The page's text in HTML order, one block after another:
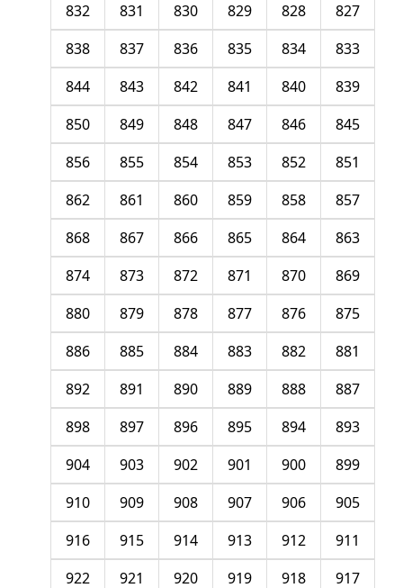
827
828
829
830
831
832
833
834
835
836
837
838
839
840
841
842
843
844
845
846
847
848
849
850
851
852
853
854
855
856
857
858
859
860
861
862
863
864
865
866
867
868
869
870
871
872
873
874
875
876
877
878
879
880
881
882
883
884
885
886
887
888
889
890
891
892
893
894
895
896
897
898
899
900
901
902
903
904
905
906
907
908
909
910
911
912
913
914
915
916
917
918
919
920
921
922